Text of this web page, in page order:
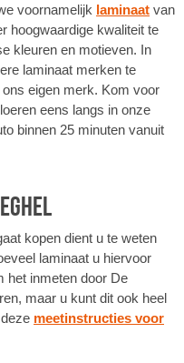
voornamelijk laminaat van
hoogwaardige kwaliteit te
kleuren en motieven. In
laminaat merken te
eigen merk. Kom voor
eens langs in onze
binnen 25 minuten vanuit
kopen dient u te weten
laminaat u hiervoor
het inmeten door De
maar u kunt dit ook heel
meetinstructies voor